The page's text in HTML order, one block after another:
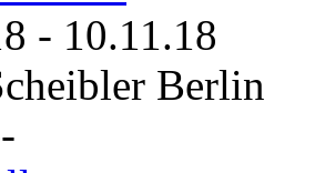
- 10.11.18
Berlin